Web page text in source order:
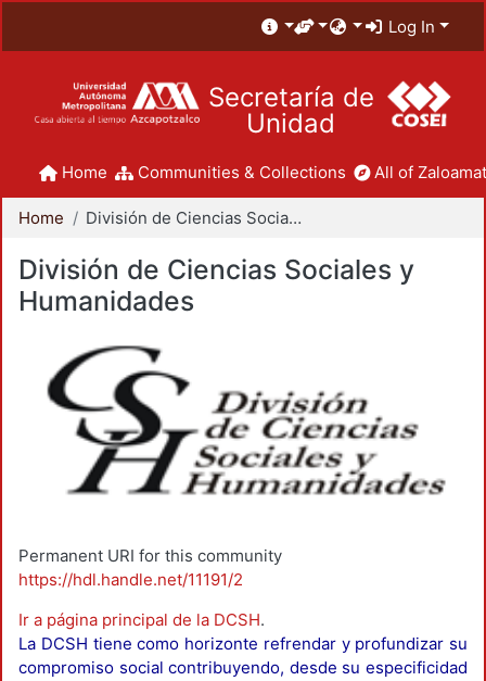
Log In
Secretaría de
Unidad
Home Communities & Collections All of
Home División de Ciencias Sociales y Humanidades
División de Ciencias Sociales y
Humanidades
Permanent URI for this community
https://hdl.handle.net/11191/2
Ir a página principal de la DCSH.
La DCSH tiene como horizonte refrendar y profundizar su
compromiso social contribuyendo, desde su especificidad